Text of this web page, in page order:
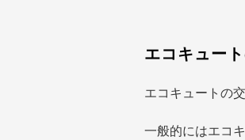
エコキュー
エコキュートの
一般的にはエコ